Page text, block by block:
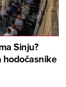
Sinju?
hodočasnike